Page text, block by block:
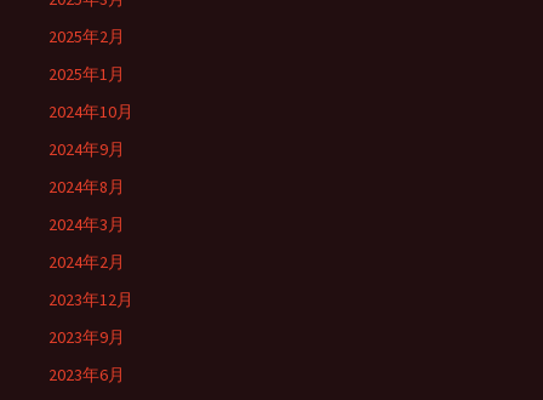
2025年2月
2025年1月
2024年10月
2024年9月
2024年8月
2024年3月
2024年2月
2023年12月
2023年9月
2023年6月